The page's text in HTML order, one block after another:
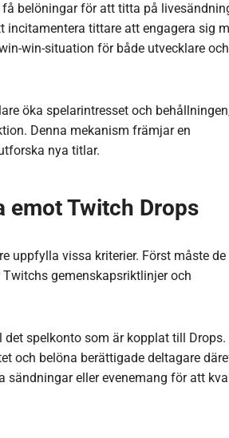
belöningar för att titta på
incitamentera tittare att engagera sig
win-situation för både utvecklare och
öka spelarintresset och
Denna mekanism främjar en
nya titlar.
Twitch Drops
uppfylla vissa kriterier. Först måste de
gemenskapsriktlinjer och
spelkonto som är kopplat till Drops.
och belöna berättigade deltagare
sändningar eller evenemang för att